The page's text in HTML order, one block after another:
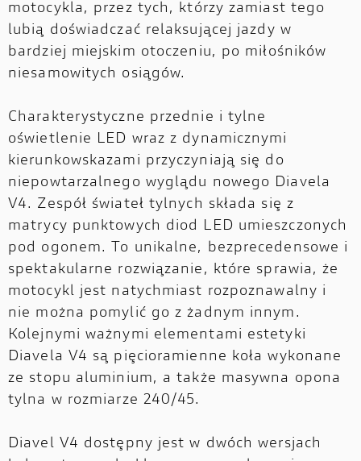
motocykla, przez tych, którzy zamiast tego
lubią doświadczać relaksującej jazdy w
bardziej miejskim otoczeniu, po miłośników
niesamowitych osiągów.
Charakterystyczne przednie i tylne
oświetlenie LED wraz z dynamicznymi
kierunkowskazami przyczyniają się do
niepowtarzalnego wyglądu nowego Diavela
V4. Zespół świateł tylnych składa się z
matrycy punktowych diod LED umieszczonych
pod ogonem. To unikalne, bezprecedensowe i
spektakularne rozwiązanie, które sprawia, że
motocykl jest natychmiast rozpoznawalny i
nie można pomylić go z żadnym innym.
Kolejnymi ważnymi elementami estetyki
Diavela V4 są pięcioramienne koła wykonane
ze stopu aluminium, a także masywna opona
tylna w rozmiarze 240/45.
Diavel V4 dostępny jest w dwóch wersjach